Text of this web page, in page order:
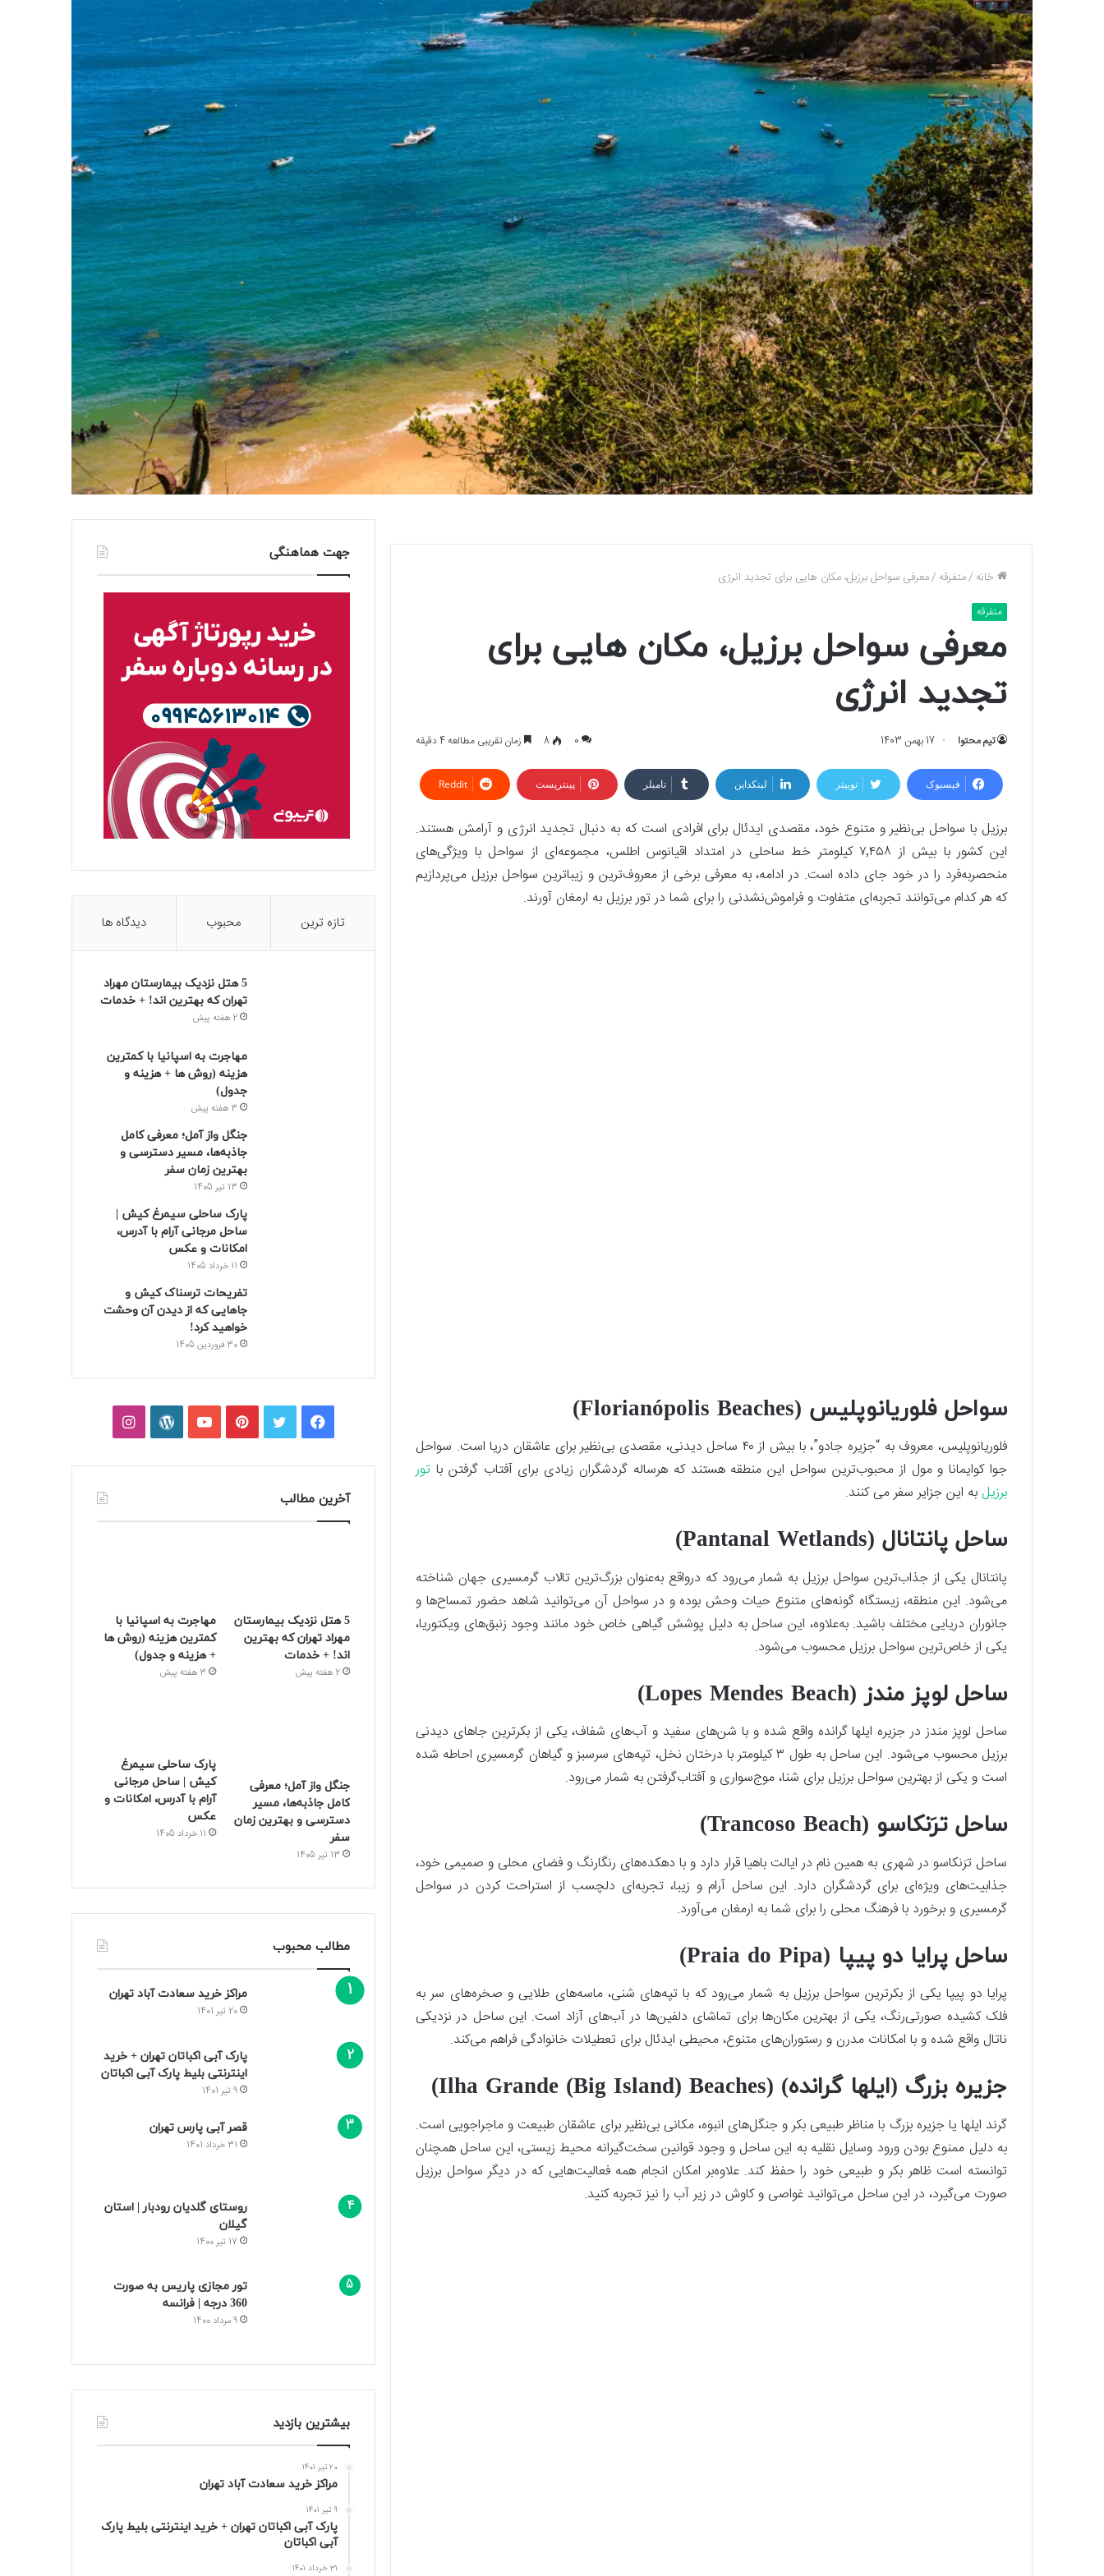
خانه /متفرقه /معرفی سواحل برزیل، مکان هایی برای تجدید انرژی
متفرقه
معرفی سواحل برزیل، مکان هایی برای
تجدید انرژی
تیم محتوا 17 بهمن 1403 0
8 زمان تقریبی مطالعه 4 دقیقه
فیسبوک توییتر لینکداین تامبلر پینتریست Reddit
برزیل با سواحل بی‌نظیر و متنوع خود، مقصدی ایدئال برای افرادی است که به دنبال تجدید انرژی و آرامش هستند.
این کشور با بیش از ۷٬۴۵۸ کیلومتر خط ساحلی در امتداد اقیانوس اطلس، مجموعه‌ای از سواحل با ویژگی‌های
منحصربه‌فرد را در خود جای داده است. در ادامه، به معرفی برخی از معروف‌ترین و زیباترین سواحل برزیل می‌پردازیم
که هر کدام می‌توانند تجربه‌ای متفاوت و فراموش‌نشدنی را برای شما در تور برزیل به ارمغان آورند.
سواحل فلوریانوپلیس (Florianópolis Beaches)
فلوریانوپلیس، معروف به “جزیره جادو”، با بیش از ۴۰ ساحل دیدنی، مقصدی بی‌نظیر برای عاشقان دریا است. سواحل
جوا کوایمانا و مول از محبوب‌ترین سواحل این منطقه هستند که هرساله گردشگران زیادی برای آفتاب گرفتن با تور
برزیلبه این جزایر سفر می کنند.
ساحل پانتانال (Pantanal Wetlands)
پانتانال یکی از جذاب‌ترین سواحل برزیل به شمار می‌رود که درواقع به‌عنوان بزرگ‌ترین تالاب گرمسیری جهان شناخته
می‌شود. این منطقه، زیستگاه گونه‌های متنوع حیات وحش بوده و در سواحل آن می‌توانید شاهد حضور تمساح‌ها و
جانوران دریایی مختلف باشید. به‌علاوه، این ساحل به دلیل پوشش گیاهی خاص خود مانند وجود زنبق‌های ویکتوریا،
یکی از خاص‌ترین سواحل برزیل محسوب می‌شود.
ساحل لوپز مندز (Lopes Mendes Beach)
ساحل لوپز مندز در جزیره ایلها گرانده واقع شده و با شن‌های سفید و آب‌های شفاف، یکی از بکرترین جاهای دیدنی
برزیل محسوب می‌شود. این ساحل به طول ۳ کیلومتر با درختان نخل، تپه‌های سرسبز و گیاهان گرمسیری احاطه شده
است و یکی از بهترین سواحل برزیل برای شنا، موج‌سواری و آفتاب‌گرفتن به شمار می‌رود.
ساحل ترَنکاسو (Trancoso Beach)
ساحل ترَنکاسو در شهری به همین نام در ایالت باهیا قرار دارد و با دهکده‌های رنگارنگ و فضای محلی و صمیمی خود،
جذابیت‌های ویژه‌ای برای گردشگران دارد. این ساحل آرام و زیبا، تجربه‌ای دلچسب از استراحت کردن در سواحل
گرمسیری و برخورد با فرهنگ محلی را برای شما به ارمغان می‌آورد.
ساحل پرایا دو پیپا (Praia do Pipa)
پرایا دو پیپا یکی از بکرترین سواحل برزیل به شمار می‌رود که با تپه‌های شنی، ماسه‌های طلایی و صخره‌های سر به
فلک کشیده صورتی‌رنگ، یکی از بهترین مکان‌ها برای تماشای دلفین‌ها در آب‌های آزاد است. این ساحل در نزدیکی
ناتال واقع شده و با امکانات مدرن و رستوران‌های متنوع، محیطی ایدئال برای تعطیلات خانوادگی فراهم می‌کند.
جزیره بزرگ (ایلها گرانده) (Ilha Grande (Big Island) Beaches)
گرند ایلها یا جزیره بزرگ با مناظر طبیعی بکر و جنگل‌های انبوه، مکانی بی‌نظیر برای عاشقان طبیعت و ماجراجویی است.
به دلیل ممنوع بودن ورود وسایل نقلیه به این ساحل و وجود قوانین سخت‌گیرانه محیط زیستی، این ساحل همچنان
توانسته است ظاهر بکر و طبیعی خود را حفظ کند. علاوه‌بر امکان انجام همه فعالیت‌هایی که در دیگر سواحل برزیل
صورت می‌گیرد، در این ساحل می‌توانید غواصی و کاوش در زیر آب را نیز تجربه کنید.
جهت هماهنگی
تازه ترین محبوب دیدگاه ها
5 هتل نزدیک بیمارستان مهراد
تهران که بهترین‌ اند! + خدمات
2 هفته پیش
مهاجرت به اسپانیا با کمترین
هزینه (روش ها + هزینه و
جدول)
3 هفته پیش
جنگل واز آمل؛ معرفی کامل
جاذبه‌ها، مسیر دسترسی و
بهترین زمان سفر
13 تیر 1405
پارک ساحلی سیمرغ کیش |
ساحل مرجانی آرام با آدرس،
امکانات و عکس
11 خرداد 1405
تفریحات ترسناک کیش و
جاهایی که از دیدن آن وحشت
خواهید کرد!
30 فروردین 1405
فیسبوکتوییترپینتریستیوتیوبوردپرساینستاگرام
آخرین مطالب
5 هتل نزدیک بیمارستان
مهراد تهران که بهترین‌
اند! + خدمات
2 هفته پیش
مهاجرت به اسپانیا با
کمترین هزینه (روش ها
+ هزینه و جدول)
3 هفته پیش
جنگل واز آمل؛ معرفی
کامل جاذبه‌ها، مسیر
دسترسی و بهترین زمان
سفر
13 تیر 1405
پارک ساحلی سیمرغ
کیش | ساحل مرجانی
آرام با آدرس، امکانات و
عکس
11 خرداد 1405
مطالب محبوب
مراکز خرید سعادت‌ آباد تهران
20 تیر 1401
پارک آبی اکباتان تهران + خرید
اینترنتی بلیط پارک آبی اکباتان
9 تیر 1401
قصر آبی پارس تهران
31 خرداد 1401
روستای گلدیان رودبار | استان
گیلان
17 تیر 1400
تور مجازی پاریس به صورت
360 درجه | فرانسه
9 مرداد 1400
بیشترین بازدید
20 تیر 1401
مراکز خرید سعادت‌ آباد تهران
9 تیر 1401
پارک آبی اکباتان تهران + خرید اینترنتی بلیط پارک
آبی اکباتان
31 خرداد 1401